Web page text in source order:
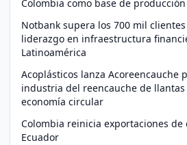
Colombia como base de producción
Notbank supera los 700 mil
liderazgo en infraestructura
Latinoamérica
Acoplásticos lanza Acoreencauche
industria del reencauche de
economía circular
Colombia reinicia exportaciones de
Ecuador